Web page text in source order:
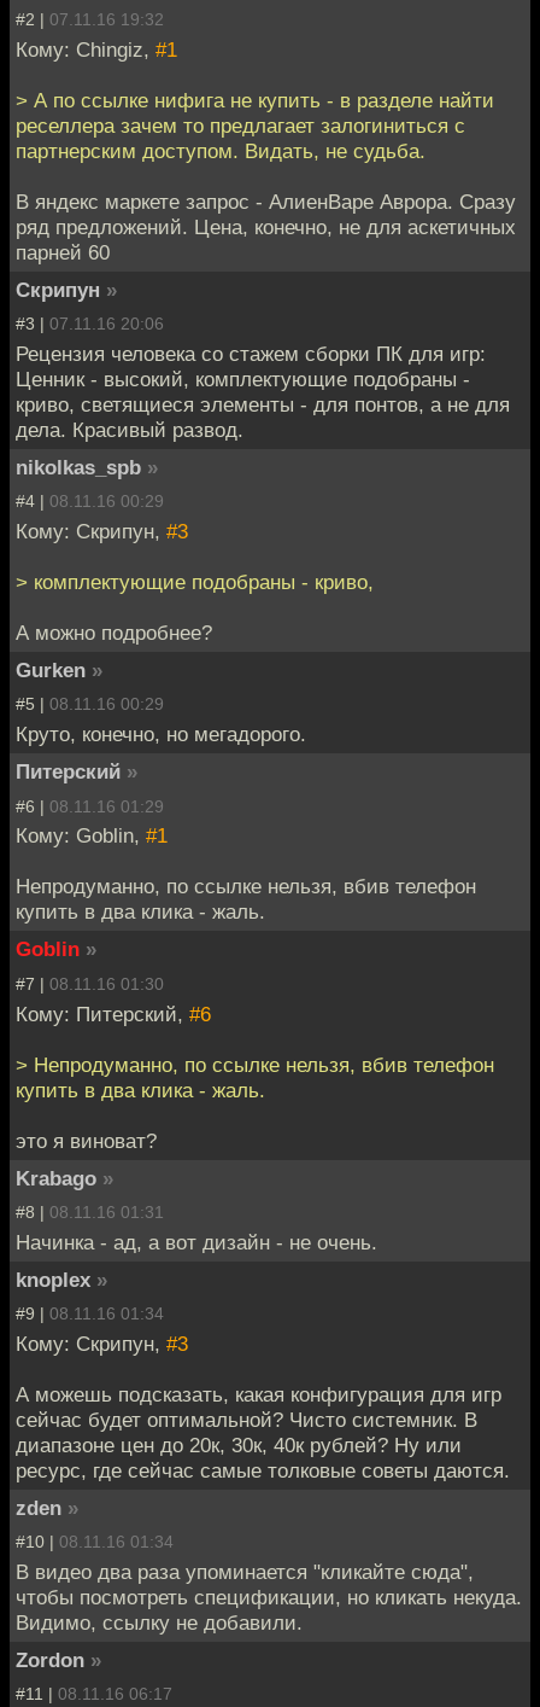
#2 | 07.11.16 19:32
Кому: Chingiz, #1
> А по ссылке нифига не купить - в разделе найти
реселлера зачем то предлагает залогиниться с
партнерским доступом. Видать, не судьба.
В яндекс маркете запрос - АлиенВаре Аврора. Сразу
ряд предложений. Цена, конечно, не для аскетичных
парней 60
Скрипун »
#3 | 07.11.16 20:06
Рецензия человека со стажем сборки ПК для игр:
Ценник - высокий, комплектующие подобраны -
криво, светящиеся элементы - для понтов, а не для
дела. Красивый развод.
nikolkas_spb »
#4 | 08.11.16 00:29
Кому: Скрипун, #3
> комплектующие подобраны - криво,
А можно подробнее?
Gurken »
#5 | 08.11.16 00:29
Круто, конечно, но мегадорого.
Питерский »
#6 | 08.11.16 01:29
Кому: Goblin, #1
Непродуманно, по ссылке нельзя, вбив телефон
купить в два клика - жаль.
Goblin »
#7 | 08.11.16 01:30
Кому: Питерский, #6
> Непродуманно, по ссылке нельзя, вбив телефон
купить в два клика - жаль.
это я виноват?
Krabago »
#8 | 08.11.16 01:31
Начинка - ад, а вот дизайн - не очень.
knoplex »
#9 | 08.11.16 01:34
Кому: Скрипун, #3
А можешь подсказать, какая конфигурация для игр
сейчас будет оптимальной? Чисто системник. В
диапазоне цен до 20к, 30к, 40к рублей? Ну или
ресурс, где сейчас самые толковые советы даются.
zden »
#10 | 08.11.16 01:34
В видео два раза упоминается "кликайте сюда",
чтобы посмотреть спецификации, но кликать некуда.
Видимо, ссылку не добавили.
Zordon »
#11 | 08.11.16 06:17